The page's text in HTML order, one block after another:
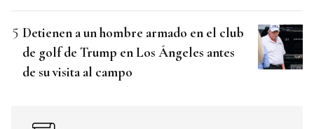
Detienen a un hombre armado en el club
de golf de Trump en Los Ángeles antes
de su visita al campo